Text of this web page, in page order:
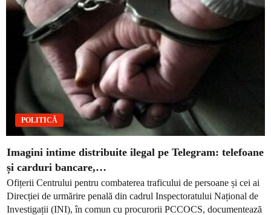
POLITICĂ
Imagini intime distribuite ilegal pe Telegram: telefoane
și carduri bancare,…
Ofițerii Centrului pentru combaterea traficului de persoane și cei ai
Direcției de urmărire penală din cadrul Inspectoratului Național de
Investigații (INI), în comun cu procurorii PCCOCS, documentează